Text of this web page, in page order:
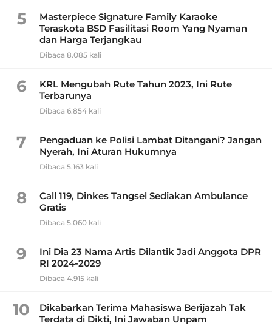
5
Masterpiece Signature Family Karaoke
Teraskota BSD Fasilitasi Room Yang Nyaman
dan Harga Terjangkau
Dibaca 8.085 kali
6
KRL Mengubah Rute Tahun 2023, Ini Rute
Terbarunya
Dibaca 6.854 kali
7
Pengaduan ke Polisi Lambat Ditangani? Jangan
Nyerah, Ini Aturan Hukumnya
Dibaca 5.163 kali
8
Call 119, Dinkes Tangsel Sediakan Ambulance
Gratis
Dibaca 5.060 kali
9
Ini Dia 23 Nama Artis Dilantik Jadi Anggota DPR
RI 2024-2029
Dibaca 4.915 kali
10
Dikabarkan Terima Mahasiswa Berijazah Tak
Terdata di Dikti, Ini Jawaban Unpam